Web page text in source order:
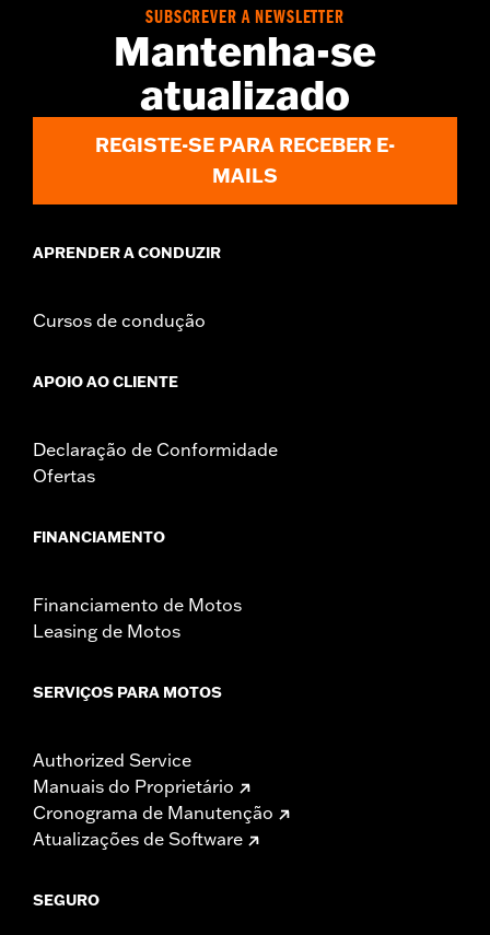
SUBSCREVER A NEWSLETTER
Mantenha-se
atualizado
REGISTE-SE PARA RECEBER E-
MAILS
APRENDER A CONDUZIR
Cursos de condução
APOIO AO CLIENTE
Declaração de Conformidade
Ofertas
FINANCIAMENTO
Financiamento de Motos
Leasing de Motos
SERVIÇOS PARA MOTOS
Authorized Service
Manuais do Proprietário
Cronograma de Manutenção
Atualizações de Software
SEGURO